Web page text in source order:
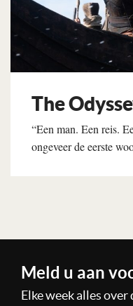
The
“Een man. Een reis.
ongeveer de eerste
Meld u aan
Elke week alles